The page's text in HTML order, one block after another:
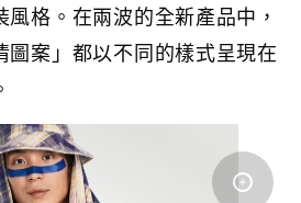
格。在兩波的全新產品中，
圖案」都以不同的樣式呈現在